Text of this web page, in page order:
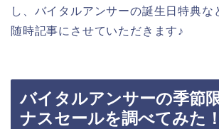
し、バイタルアンサーの誕生日特典な
随時記事にさせていただきます♪
バイタルアンサーの季節
ナスセールを調べてみた！